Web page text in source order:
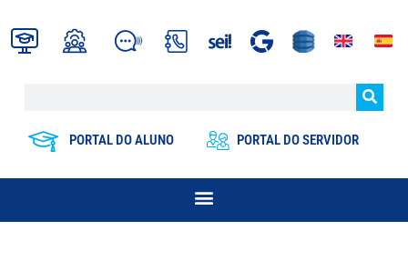
PORTAL DO ALUNO PORTAL DO SERVIDOR